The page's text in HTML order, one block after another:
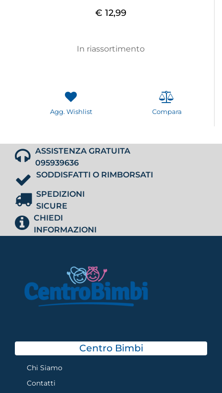
€ 12,99
In riassortimento
Agg. Wishlist Compara
ASSISTENZA GRATUITA
095939636
SODDISFATTI O RIMBORSATI
SPEDIZIONI
SICURE
CHIEDI
INFORMAZIONI
Centro Bimbi
Chi Siamo
Contatti